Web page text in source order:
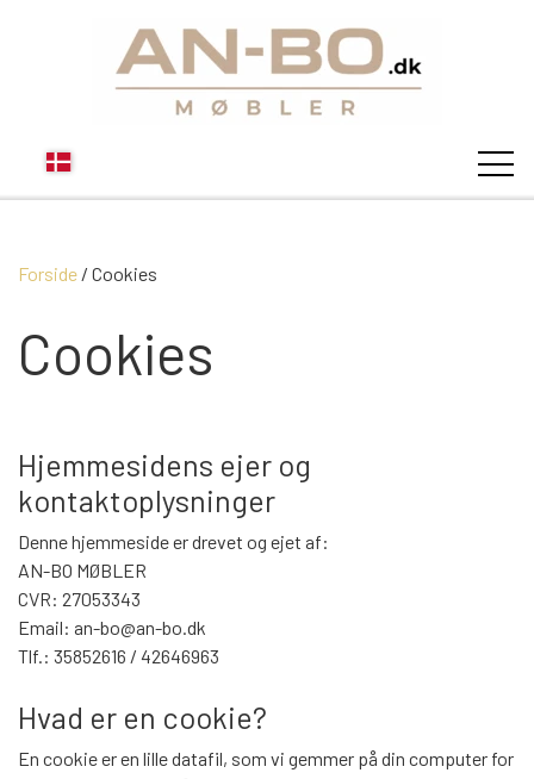
MODUL SOFA DALLAS
MODUL SOFA DETROIT
SOFABORDE
VITRINER
SPISESTUEN
VITRINER
SKÆNKE
SPISEBORDSSTOLE
SOVEVÆRELSE
SENGE
SOVESOFA
DAYBED/CHAISELONG
LÆNESTOLE
LÆNESTOLE
OTIUMSTOLE
KØKKEN/BAD/SKYDEDØRE
KØKKEN
SERVICE
Forside Cookies
Cookies
Hjemmesidens ejer og
kontaktoplysninger
Denne hjemmeside er drevet og ejet af:
AN-BO MØBLER
CVR: 27053343
Email: an-bo@an-bo.dk
Tlf.: 35852616 / 42646963
Hvad er en cookie?
En cookie er en lille datafil, som vi gemmer på din computer for